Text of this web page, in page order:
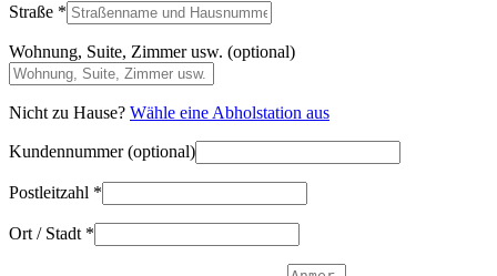
Straße *
Wohnung, Suite, Zimmer usw. (optional)
Nicht zu Hause? Wähle eine Abholstation aus
Kundennummer(optional)
Postleitzahl *
Ort / Stadt *